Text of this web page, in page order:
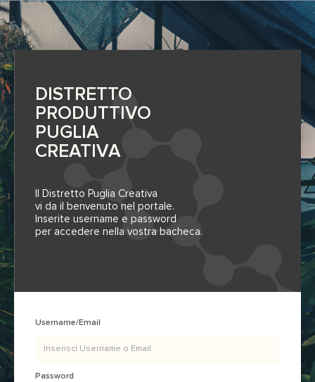
DISTRETTO
PRODUTTIVO
PUGLIA
CREATIVA
Il Distretto Puglia Creativa
vi da il benvenuto nel portale.
Inserite username e password
per accedere nella vostra bacheca.
Username/Email
Password